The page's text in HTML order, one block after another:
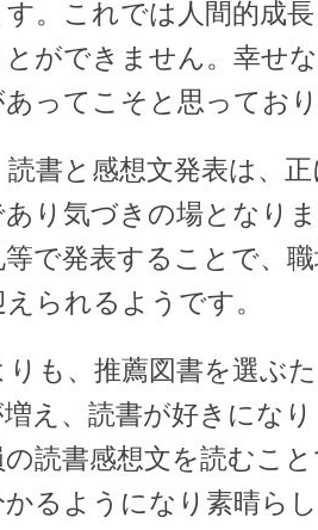
。これでは人間的成
とができません。幸せ
あってこそと思ってお
書と感想文発表は、
り気づきの場となり
で発表することで、
られるようです。
も、推薦図書を選ぶ
増え、読書が好きにな
読書感想文を読むこ
るようになり素晴ら